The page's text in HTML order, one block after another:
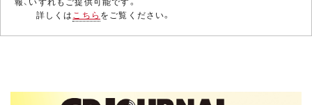
詳しくはこちら をご覧ください。